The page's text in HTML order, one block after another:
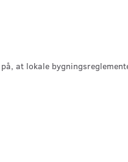
at lokale